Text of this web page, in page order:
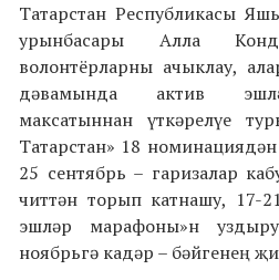
Татарстан Республикасы
урынбасары Алла
волонтёрларны ачыклау,
дәвамында актив
максатыннан үткәрелүе
Татарстан» 18
25 сентябрь – гаризалар
читтән торып катнашу, 17-
эшләр марафоны»н
ноябрьгә кадәр – бәйгенең